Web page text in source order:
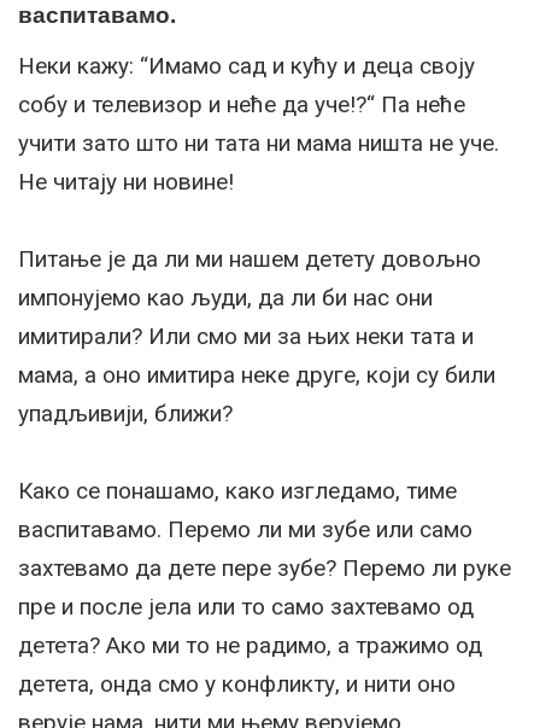
васпитавамо.
Неки кажу: “Имамо сад и кућу и деца своју
собу и телевизор и неће да уче!?“ Па неће
учити зато што ни тата ни мама ништа не уче.
Не читају ни новине!
Питање је да ли ми нашем детету довољно
импонујемо као људи, да ли би нас они
имитирали? Или смо ми за њих неки тата и
мама, а оно имитира неке друге, који су били
упадљивији, ближи?
Како се понашамо, како изгледамо, тиме
васпитавамо. Перемо ли ми зубе или само
захтевамо да дете пере зубе? Перемо ли руке
пре и после јела или то само захтевамо од
детета? Ако ми то не радимо, а тражимо од
детета, онда смо у конфликту, и нити оно
верује нама, нити ми њему верујемо.